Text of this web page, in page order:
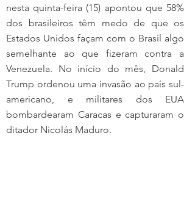
nesta quinta-feira (15) apontou que 58%
dos brasileiros têm medo de que os
Estados Unidos façam com o Brasil algo
semelhante ao que fizeram contra a
Venezuela. No início do mês, Donald
Trump ordenou uma invasão ao país sul-
americano, e militares dos EUA
bombardearam Caracas e capturaram o
ditador Nicolás Maduro.